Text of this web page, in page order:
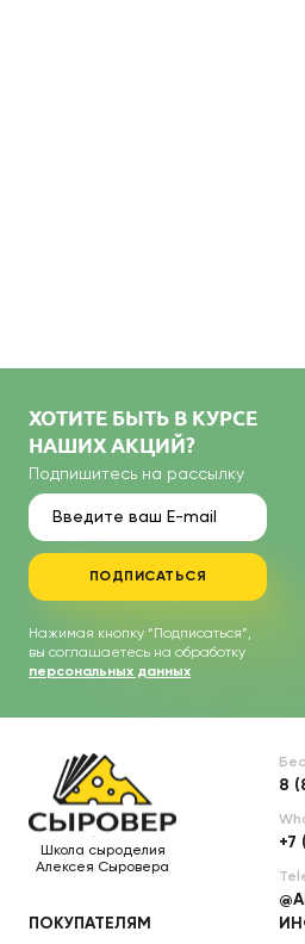
ХОТИТЕ БЫТЬ В КУРСЕ
НАШИХ АКЦИЙ?
Подпишитесь на рассылку
ПОДПИСАТЬСЯ
Нажимая кнопку “Подписаться”,
вы соглашаетесь на обработку
персональных данных
Школа сыроделия
Алексея Сыровера
8
+7
ПОКУПАТЕЛЯМ